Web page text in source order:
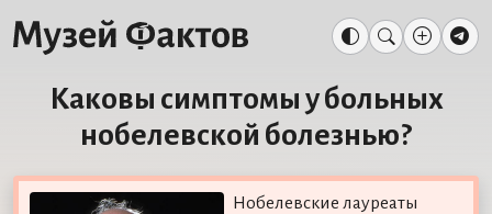
Каковы симптомы у больных
нобелевской болезнью?
Нобелевские лауреаты